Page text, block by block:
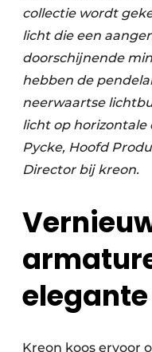
collectie wordt
licht die een
doorschijnende
hebben de
neerwaartse
licht op horizontale
Pycke, Hoofd
Director bij kreon.
Kreon koos ervoor